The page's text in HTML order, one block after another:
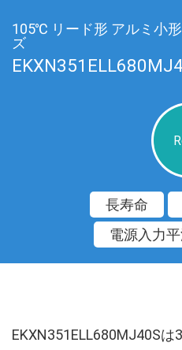
105℃ リード形 アルミ小
ズ
長寿命
電源入力
EKXN351ELL680MJ40S